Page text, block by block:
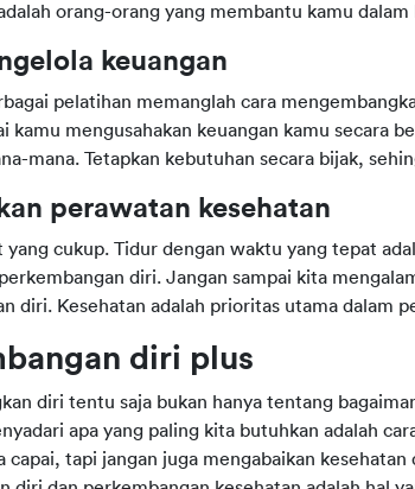
orang-orang yang membantu kamu
keuangan
pelatihan memanglah cara
kamu mengusahakan keuangan kamu secara
mana. Tetapkan kebutuhan secara bijak,
perawatan kesehatan
yang cukup. Tidur dengan waktu yang tepat
diri. Jangan sampai kita
diri. Kesehatan adalah prioritas utama dalam
diri plus
diri tentu saja bukan hanya tentang
apa yang paling kita butuhkan adalah
capai, tapi jangan juga mengabaikan